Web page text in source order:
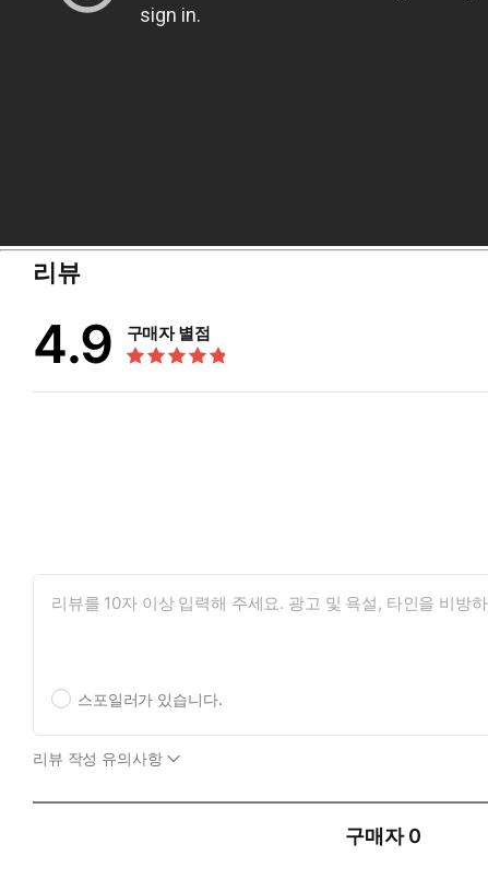
리뷰
4.9 구매자 별점
스포일러가 있습니다.
리뷰 작성 유의사항
구매자 0